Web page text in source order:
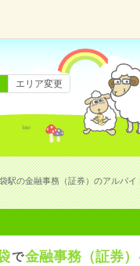
エリア変更
駅の金融事務（証券）のアルバイ
で金融事務（証券）